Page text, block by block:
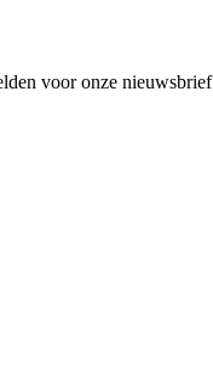
voor onze nieuwsbrief